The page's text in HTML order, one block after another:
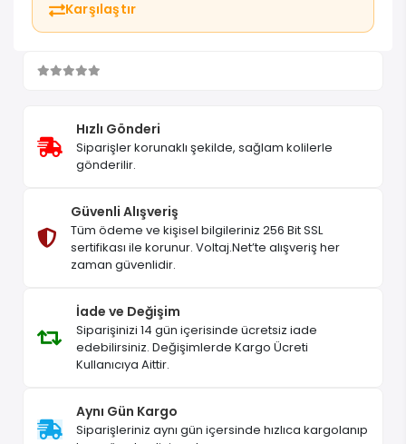
Karşılaştır
Hızlı Gönderi
Siparişler korunaklı şekilde, sağlam kolilerle
gönderilir.
Güvenli Alışveriş
Tüm ödeme ve kişisel bilgileriniz 256 Bit SSL
sertifikası ile korunur. Voltaj.Net’te alışveriş her
zaman güvenlidir.
İade ve Değişim
Siparişinizi 14 gün içerisinde ücretsiz iade
edebilirsiniz. Değişimlerde Kargo Ücreti
Kullanıcıya Aittir.
Aynı Gün Kargo
Siparişleriniz aynı gün içersinde hızlıca kargolanıp